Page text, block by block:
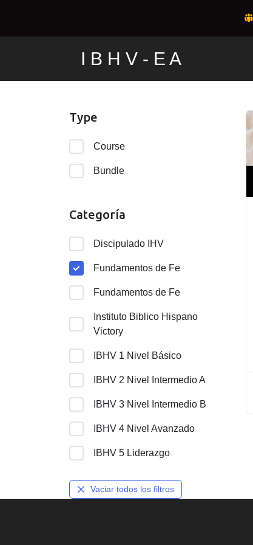
content
I B H V - E A
Type
Course
Bundle
Categoría
Discipulado IHV
Fundamentos de Fe
Fundamentos de Fe
Instituto Biblico Hispano
Victory
IBHV 1 Nivel Básico
IBHV 2 Nivel Intermedio A
IBHV 3 Nivel Intermedio B
IBHV 4 Nivel Avanzado
IBHV 5 Liderazgo
Vaciar todos los filtros